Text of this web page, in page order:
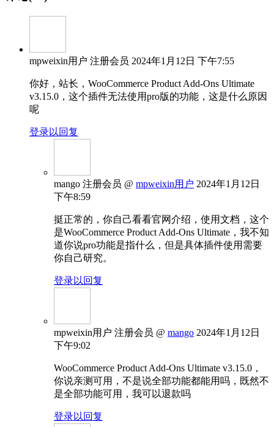
mpweixin用户 注册会员 2024年1月12日 下午7:55
你好，站长，WooCommerce Product Add-Ons Ultimate
v3.15.0，这个插件无法使用pro版的功能，这是什么原因
呢
登录以回复
mango 注册会员 @ mpweixin用户 2024年1月12日
下午8:59
挺正常的，你自己看看官网介绍，使用文档，这个
是WooCommerce Product Add-Ons Ultimate，我不知
道你说pro功能是指什么，但是具体插件使用需要
你自己研究。
登录以回复
mpweixin用户 注册会员 @ mango 2024年1月12日
下午9:02
WooCommerce Product Add-Ons Ultimate v3.15.0，
你说亲测可用，不是说全部功能都能用吗，既然不
是全部功能可用，我可以退款吗
登录以回复